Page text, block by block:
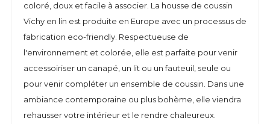
coloré, doux et facile à associer. La housse de coussin
Vichy en lin est produite en Europe avec un processus de
fabrication eco-friendly. Respectueuse de
l'environnement et colorée, elle est parfaite pour venir
accessoiriser un canapé, un lit ou un fauteuil, seule ou
pour venir compléter un ensemble de coussin. Dans une
ambiance contemporaine ou plus bohème, elle viendra
rehausser votre intérieur et le rendre chaleureux.